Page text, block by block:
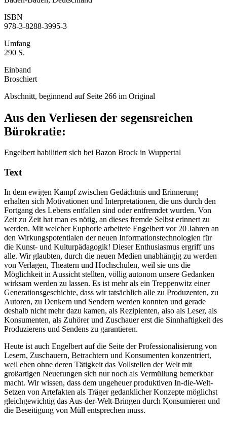
ISBN
978-3-8288-3995-3
Umfang
290 S.
Einband
Broschiert
Abschnitt, beginnend auf Seite 266 im Original
Aus den Verliesen der segensreichen
Bürokratie:
Engelbert habilitiert sich bei Bazon Brock in Wuppertal
Text
In dem ewigen Kampf zwischen Gedächtnis und Erinnerung
erhalten sich Motivationen und Interpretationen, die uns durch den
Fortgang des Lebens entfallen sind oder entfremdet wurden. Von
Zeit zu Zeit hat man es nötig, an dieses fremde Selbst erinnert zu
werden. Mit welcher Euphorie arbeitete Engelbert vor 20 Jahren an
den Wirkungspotentialen der neuen Informationstechnologien für
die Kunst- und Kulturpädagogik! Dieser Enthusiasmus ergriff uns
alle. Wir glaubten, durch die neuen Medien unabhängig zu werden
von Verlagen, Theatern und Hochschulen, weil sie uns die
Möglichkeit in Aussicht stellten, völlig autonom unsere Gedanken
wirksam werden zu lassen. Es ist mehr als ein Treppenwitz einer
Generationsgeschichte, dass wir tatsächlich alle zu Produzenten, zu
Autoren, zu Denkern und Sendern werden konnten und gerade
deshalb nicht mehr dazu kamen, als Rezipienten, also als Leser, als
Konsumenten, als Zuhörer und Zuschauer erst die Sinnhaftigkeit des
Produzierens und Sendens zu garantieren.
Heute ist auch Engelbert auf die Seite der Professionalisierung von
Lesern, Zuschauern, Betrachtern und Konsumenten konzentriert,
weil eben ohne deren Tätigkeit das Vollstellen der Welt mit
großartigen Neuerungen sich nur noch als Vermüllung bemerkbar
macht. Wir wissen, dass dem ungeheuer produktiven In-die-Welt-
Setzen von Artefakten als Träger gedanklicher Konzepte möglichst
gleichgewichtig das Aus-der-Welt-Bringen durch Konsumieren und
die Beseitigung von Müll entsprechen muss.